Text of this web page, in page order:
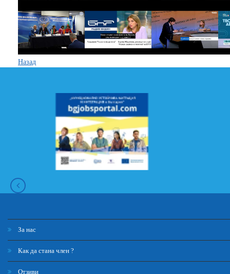
Назад
За нас
Как да стана член ?
Отзиви